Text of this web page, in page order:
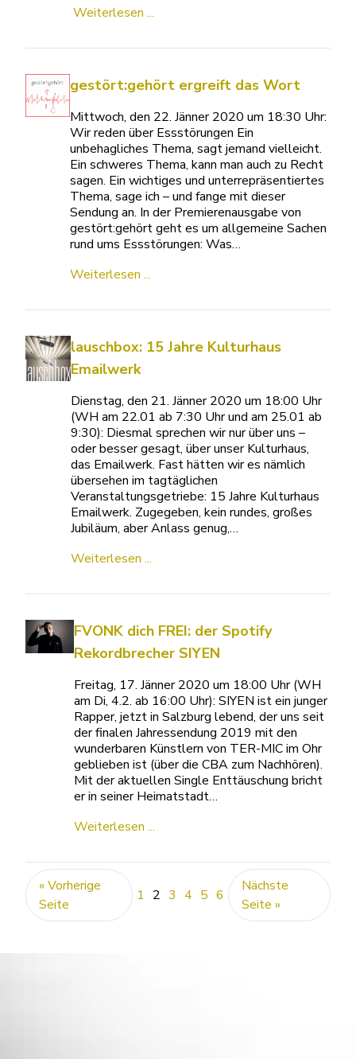
Weiterlesen ...
gestört:gehört ergreift das Wort
Mittwoch, den 22. Jänner 2020 um 18:30 Uhr:
Wir reden über Essstörungen Ein
unbehagliches Thema, sagt jemand vielleicht.
Ein schweres Thema, kann man auch zu Recht
sagen. Ein wichtiges und unterrepräsentiertes
Thema, sage ich – und fange mit dieser
Sendung an. In der Premierenausgabe von
gestört:gehört geht es um allgemeine Sachen
rund ums Essstörungen: Was…
Weiterlesen ...
lauschbox: 15 Jahre Kulturhaus
Emailwerk
Dienstag, den 21. Jänner 2020 um 18:00 Uhr
(WH am 22.01 ab 7:30 Uhr und am 25.01 ab
9:30): Diesmal sprechen wir nur über uns –
oder besser gesagt, über unser Kulturhaus,
das Emailwerk. Fast hätten wir es nämlich
übersehen im tagtäglichen
Veranstaltungsgetriebe: 15 Jahre Kulturhaus
Emailwerk. Zugegeben, kein rundes, großes
Jubiläum, aber Anlass genug,…
Weiterlesen ...
FVONK dich FREI: der Spotify
Rekordbrecher SIYEN
Freitag, 17. Jänner 2020 um 18:00 Uhr (WH
am Di, 4.2. ab 16:00 Uhr): SIYEN ist ein junger
Rapper, jetzt in Salzburg lebend, der uns seit
der finalen Jahressendung 2019 mit den
wunderbaren Künstlern von TER-MIC im Ohr
geblieben ist (über die CBA zum Nachhören).
Mit der aktuellen Single Enttäuschung bricht
er in seiner Heimatstadt…
Weiterlesen ...
« Vorherige
Seite
1 2 3 4 5 6
Nächste
Seite »